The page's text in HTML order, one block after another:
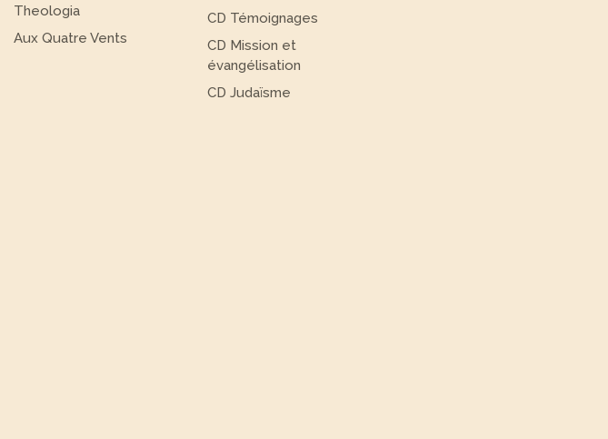
Theologia
Aux Quatre Vents
CD Témoignages
CD Mission et
évangélisation
CD Judaïsme